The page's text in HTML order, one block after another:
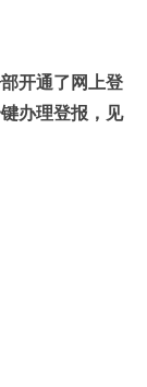
开通了网上登
办理登报，见